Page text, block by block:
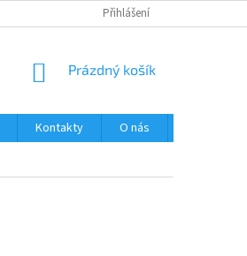
Přihlášení
NÁKUPNÍ
Prázdný košík
Kontakty O nás